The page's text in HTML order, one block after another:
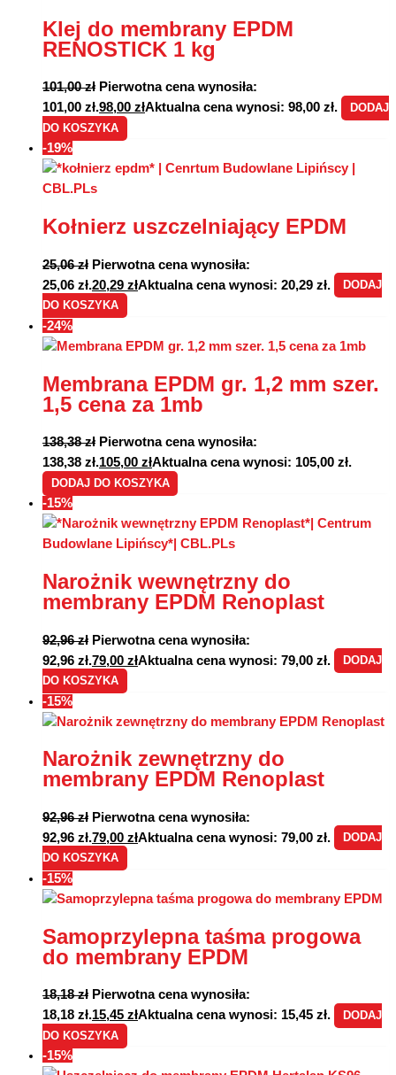
Klej do membrany EPDM
RENOSTICK 1 kg
101,00zł Pierwotna cena wynosiła:
101,00 zł.98,00 złAktualna cena wynosi: 98,00 zł.
DODAJ
DO KOSZYKA
-19%
Kołnierz uszczelniający EPDM
25,06zł Pierwotna cena wynosiła:
25,06 zł.20,29 złAktualna cena wynosi: 20,29 zł.
DODAJ
DO KOSZYKA
-24%
Membrana EPDM gr. 1,2 mm szer.
1,5 cena za 1mb
138,38zł Pierwotna cena wynosiła:
138,38 zł.105,00 złAktualna cena wynosi: 105,00 zł.
DODAJ DO KOSZYKA
-15%
Narożnik wewnętrzny do
membrany EPDM Renoplast
92,96zł Pierwotna cena wynosiła:
92,96 zł.79,00 złAktualna cena wynosi: 79,00 zł.
DODAJ
DO KOSZYKA
-15%
Narożnik zewnętrzny do
membrany EPDM Renoplast
92,96zł Pierwotna cena wynosiła:
92,96 zł.79,00 złAktualna cena wynosi: 79,00 zł.
DODAJ
DO KOSZYKA
-15%
Samoprzylepna taśma progowa
do membrany EPDM
18,18zł Pierwotna cena wynosiła:
18,18 zł.15,45 złAktualna cena wynosi: 15,45 zł.
DODAJ
DO KOSZYKA
-15%